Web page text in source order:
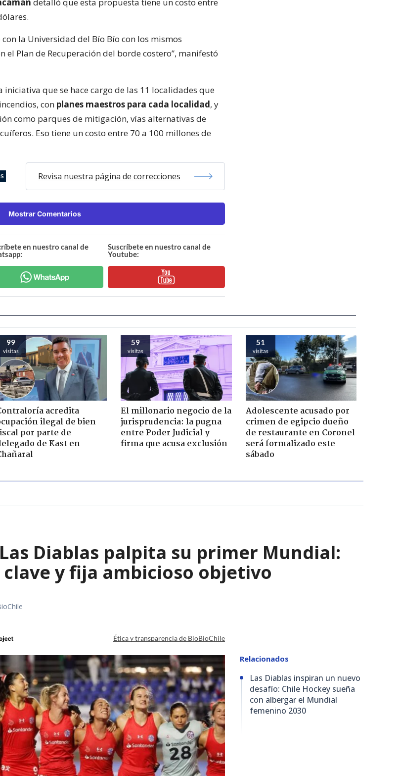
la Universidad del Bío Bío con los mismos
el Plan de Recuperación del borde costero”, manifestó
iniciativa que se hace cargo de las 11 localidades que
con planes maestros para cada localidad, y
como parques de mitigación, vías alternativas de
Eso tiene un costo entre 70 a 100 millones de
Revisa nuestra página de correcciones
Mostrar Comentarios
en nuestro canal de
Suscríbete en nuestro canal de
Youtube:
99
visitas
acredita
ilegal de bien
por parte de
de Kast en
59
visitas
El millonario negocio de la
jurisprudencia: la pugna
entre Poder Judicial y
firma que acusa exclusión
51
visitas
Adolescente acusado por
crimen de egipcio dueño
de restaurante en Coronel
será formalizado este
sábado
Diablas palpita su primer Mundial:
y fija ambicioso objetivo
Ética y transparencia de BioBioChile
Relacionados
Las Diablas inspiran un nuevo
desafío: Chile Hockey sueña
con albergar el Mundial
femenino 2030